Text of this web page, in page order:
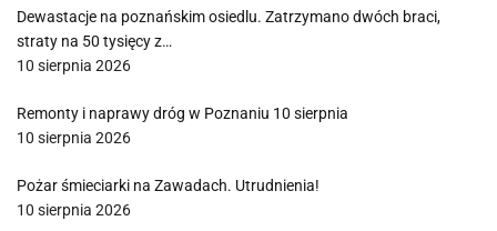
Dewastacje na poznańskim osiedlu. Zatrzymano dwóch braci,
straty na 50 tysięcy z…
10 sierpnia 2026
Remonty i naprawy dróg w Poznaniu 10 sierpnia
10 sierpnia 2026
Pożar śmieciarki na Zawadach. Utrudnienia!
10 sierpnia 2026